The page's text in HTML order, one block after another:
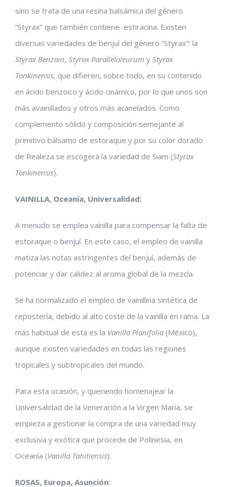
sino se trata de una resina balsámica del género
“Styrax” que también contiene estiracina. Existen
diversas variedades de benjuí del género “Styrax”: la
Styrax Benzoin, Styrax Paralleloleurum y Styrax
Tonkinensis, que difieren, sobre todo, en su contenido
en ácido benzoico y ácido cinámico, por lo que unos son
más avainillados y otros más acanelados. Como
complemento sólido y composición semejante al
primitivo bálsamo de estoraque y por su color dorado
de Realeza se escogerá la variedad de Siam (Styrax
Tonkinensis).
VAINILLA, Oceanía, Universalidad:
A menudo se emplea vainilla para compensar la falta de
estoraque o benjuí. En este caso, el empleo de vainilla
matiza las notas astringentes del benjuí, además de
potenciar y dar calidez al aroma global de la mezcla.
Se ha normalizado el empleo de vainillina sintética de
repostería, debido al alto coste de la vainilla en rama. La
más habitual de esta es la Vanilla Planifolia (México),
aunque existen variedades en todas las regiones
tropicales y subtropicales del mundo.
Para esta ocasión, y queriendo homenajear la
Universalidad de la Veneración a la Virgen María, se
empieza a gestionar la compra de una variedad muy
exclusiva y exótica que procede de Polinesia, en
Oceanía (Vanilla Tahitiensis).
ROSAS, Europa, Asunción: